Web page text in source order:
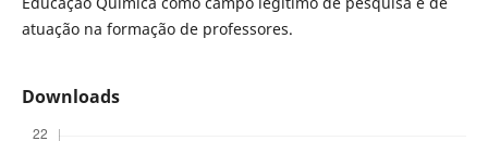
atuação na formação de professores.
Downloads